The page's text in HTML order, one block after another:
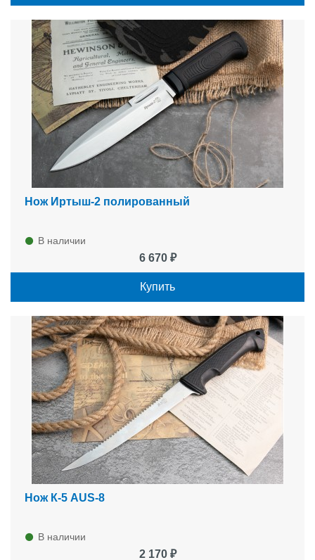
Нож Иртыш-2 полированный
В наличии
6 670 ₽
Купить
Нож К-5 AUS-8
В наличии
2 170 ₽